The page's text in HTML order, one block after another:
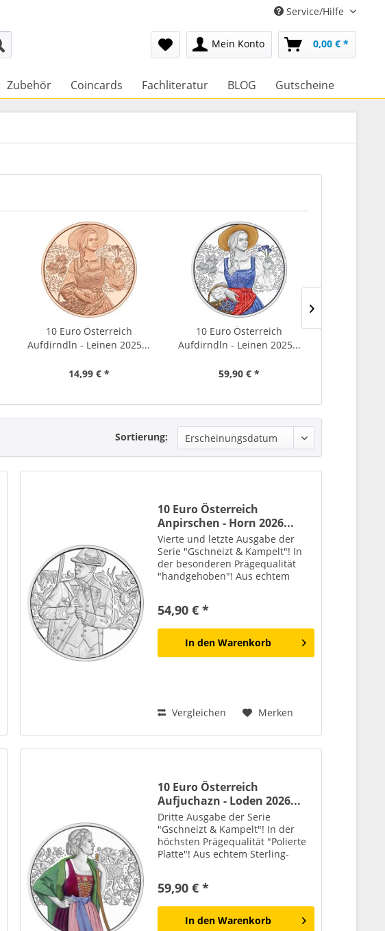
Service/Hilfe
Mein Konto 0,00 € *
Zubehör Coincards Fachliteratur BLOG Gutscheine
10 Euro Österreich
Aufdirndln - Leinen 2025...
14,99 € *
10 Euro Österreich
Aufdirndln - Leinen 2025...
59,90 € *
Sortierung:
10 Euro Österreich
Anpirschen - Horn 2026...
Vierte und letzte Ausgabe der
Serie "Gschneizt & Kampelt"! In
der besonderen Prägequalität
"handgehoben"! Aus echtem
– ein Material, das seit
Generationen eine besondere...
54,90 € *
In den Warenkorb
Vergleichen Merken
10 Euro Österreich
Aufjuchazn - Loden 2026...
Dritte Ausgabe der Serie
"Gschneizt & Kampelt"! In der
höchsten Prägequalität "Polierte
Platte"! Aus echtem Sterling-
und Tracht gehören heute
59,90 € *
In den Warenkorb